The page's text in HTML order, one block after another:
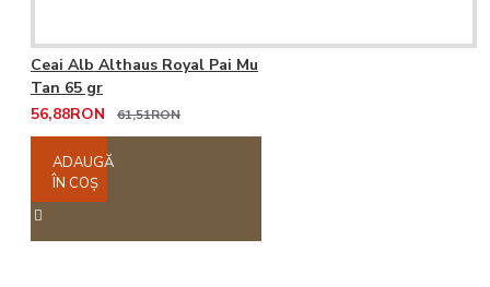
Ceai Alb Althaus Royal Pai Mu
Tan 65 gr
56,88RON
61,51RON
ADAUGĂ
ÎN COŞ